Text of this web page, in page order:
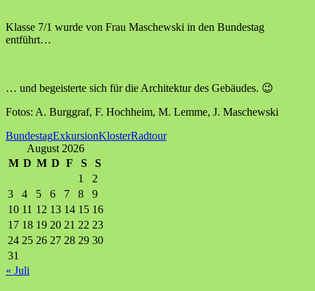
Klasse 7/1 wurde von Frau Maschewski in den Bundestag
entführt…
… und begeisterte sich für die Architektur des Gebäudes. 😉
Fotos: A. Burggraf, F. Hochheim, M. Lemme, J. Maschewski
BundestagExkursionKlosterRadtour
August 2026
M D M D F S
S
1
2
3
4 5 6 7 8
9
10 11 12 13 14 15 16
17 18 19 20 21 22 23
24 25 26 27 28 29 30
31
« Juli